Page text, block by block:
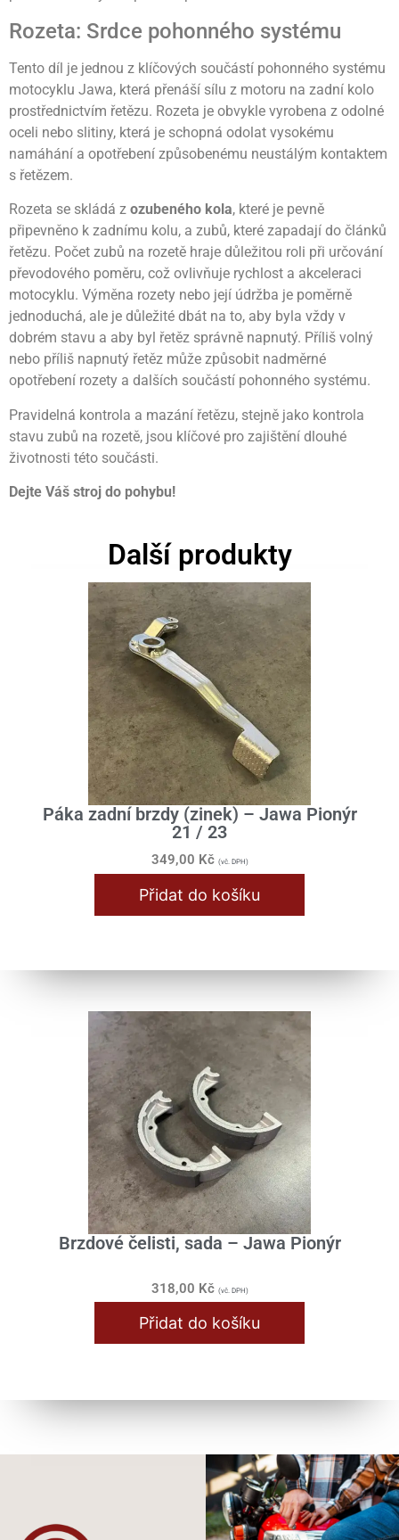
Rozeta: Srdce pohonného systému
Tento díl je jednou z klíčových součástí pohonného systému
motocyklu Jawa, která přenáší sílu z motoru na zadní kolo
prostřednictvím řetězu. Rozeta je obvykle vyrobena z odolné
oceli nebo slitiny, která je schopná odolat vysokému
namáhání a opotřebení způsobenému neustálým kontaktem
s řetězem.
Rozeta se skládá z ozubeného kola, které je pevně
připevněno k zadnímu kolu, a zubů, které zapadají do článků
řetězu. Počet zubů na rozetě hraje důležitou roli při určování
převodového poměru, což ovlivňuje rychlost a akceleraci
motocyklu. Výměna rozety nebo její údržba je poměrně
jednoduchá, ale je důležité dbát na to, aby byla vždy v
dobrém stavu a aby byl řetěz správně napnutý. Příliš volný
nebo příliš napnutý řetěz může způsobit nadměrné
opotřebení rozety a dalších součástí pohonného systému.
Pravidelná kontrola a mazání řetězu, stejně jako kontrola
stavu zubů na rozetě, jsou klíčové pro zajištění dlouhé
životnosti této součásti.
Dejte Váš stroj do pohybu!
Další produkty
Páka zadní brzdy (zinek) – Jawa Pionýr
21 / 23
349,00 Kč (vč. DPH)
Přidat do košíku
Brzdové čelisti, sada – Jawa Pionýr
318,00 Kč (vč. DPH)
Přidat do košíku